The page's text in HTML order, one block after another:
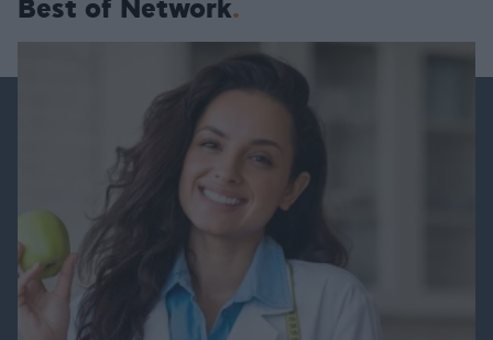
Best of Network